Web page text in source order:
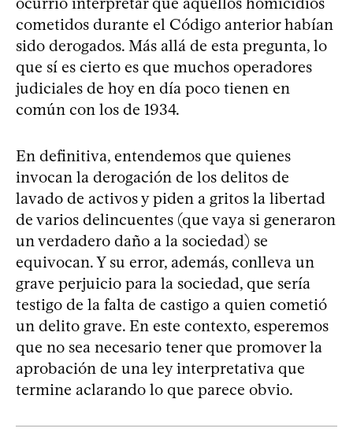
cometidos durante el Código anterior habían
sido derogados. Más allá de esta pregunta, lo
que sí es cierto es que muchos operadores
judiciales de hoy en día poco tienen en
común con los de 1934.
En definitiva, entendemos que quienes
invocan la derogación de los delitos de
lavado de activos y piden a gritos la libertad
de varios delincuentes (que vaya si generaron
un verdadero daño a la sociedad) se
equivocan. Y su error, además, conlleva un
grave perjuicio para la sociedad, que sería
testigo de la falta de castigo a quien cometió
un delito grave. En este contexto, esperemos
que no sea necesario tener que promover la
aprobación de una ley interpretativa que
termine aclarando lo que parece obvio.